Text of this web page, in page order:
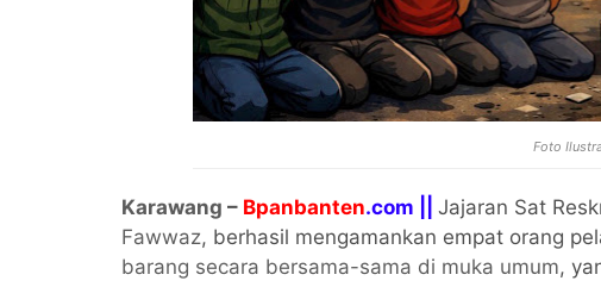
Foto
Karawang – Bpanbanten.com || Jajaran Sat
Fawwaz, berhasil mengamankan empat orang
barang secara bersama-sama di muka umum,